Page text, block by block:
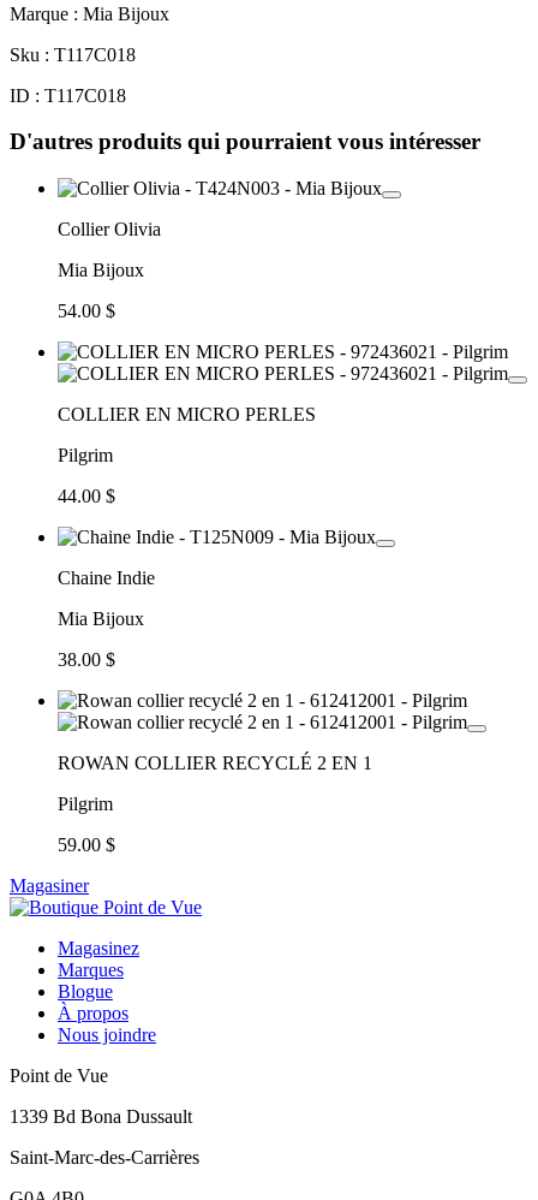
Marque : Mia Bijoux
Sku : T117C018
ID : T117C018
D'autres produits qui pourraient vous intéresser
Collier Olivia
Mia Bijoux
54.00 $
COLLIER EN MICRO PERLES
Pilgrim
44.00 $
Chaine Indie
Mia Bijoux
38.00 $
ROWAN COLLIER RECYCLÉ 2 EN 1
Pilgrim
59.00 $
Magasiner
Magasinez
Marques
Blogue
À propos
Nous joindre
Point de Vue
1339 Bd Bona Dussault
Saint-Marc-des-Carrières